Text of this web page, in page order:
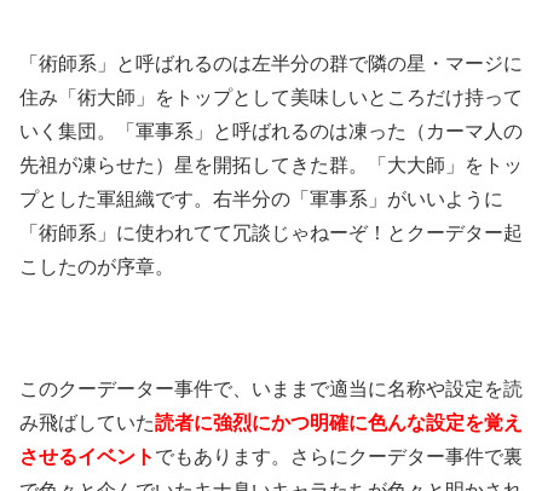
「術師系」と呼ばれるのは左半分の群で隣の星・マージに
住み「術大師」をトップとして美味しいところだけ持って
いく集団。「軍事系」と呼ばれるのは凍った（カーマ人の
先祖が凍らせた）星を開拓してきた群。「大大師」をトッ
プとした軍組織です。右半分の「軍事系」がいいように
「術師系」に使われてて冗談じゃねーぞ！とクーデター起
こしたのが序章。
このクーデーター事件で、いままで適当に名称や設定を読
み飛ばしていた読者に強烈にかつ明確に色んな設定を覚え
させるイベント でもあります。さらにクーデター事件で裏